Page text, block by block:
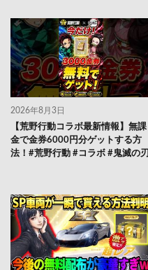
2026年8月3日
【荒野行動コラボ最新情報】無課
金で金券6000円分ゲットする方
法！#荒野行動 #コラボ #鬼滅の刃